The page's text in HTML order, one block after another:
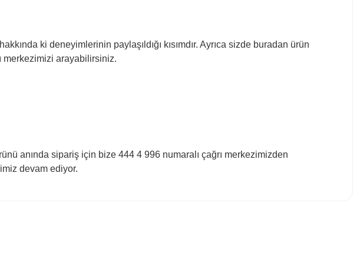
ki deneyimlerinin paylaşıldığı kısımdır. Ayrıca sizde buradan ürün
merkezimizi arayabilirsiniz.
anında sipariş için bize 444 4 996 numaralı çağrı merkezimizden
devam ediyor.